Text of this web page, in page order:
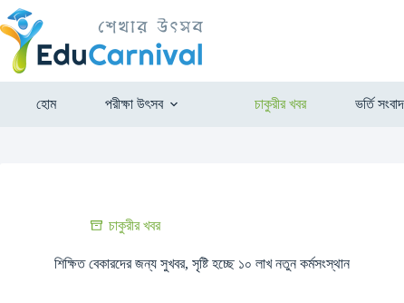
হোম পরীক্ষা উৎসব চাকুরীর খবর ভর্তি সংবাদ
চাকুরীর খবর
শিক্ষিত বেকারদের জন্য সুখবর, সৃষ্টি হচ্ছে ১০ লাখ নতুন কর্মসংস্থান